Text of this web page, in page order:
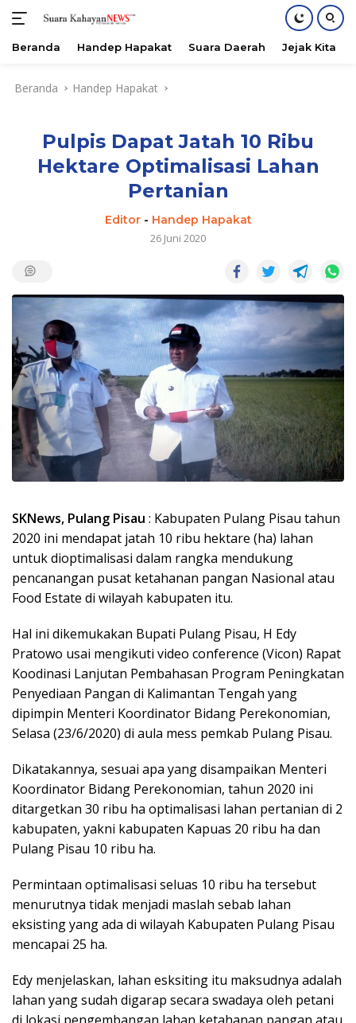
Beranda Handep Hapakat Suara Daerah Jejak Kita
Beranda Handep Hapakat
Pulpis Dapat Jatah 10 Ribu
Hektare Optimalisasi Lahan
Pertanian
Editor- Handep Hapakat
26 Juni 2020
SKNews, Pulang Pisau : Kabupaten Pulang Pisau tahun
2020 ini mendapat jatah 10 ribu hektare (ha) lahan
untuk dioptimalisasi dalam rangka mendukung
pencanangan pusat ketahanan pangan Nasional atau
Food Estate di wilayah kabupaten itu.
Hal ini dikemukakan Bupati Pulang Pisau, H Edy
Pratowo usai mengikuti video conference (Vicon) Rapat
Koodinasi Lanjutan Pembahasan Program Peningkatan
Penyediaan Pangan di Kalimantan Tengah yang
dipimpin Menteri Koordinator Bidang Perekonomian,
Selasa (23/6/2020) di aula mess pemkab Pulang Pisau.
Dikatakannya, sesuai apa yang disampaikan Menteri
Koordinator Bidang Perekonomian, tahun 2020 ini
ditargetkan 30 ribu ha optimalisasi lahan pertanian di 2
kabupaten, yakni kabupaten Kapuas 20 ribu ha dan
Pulang Pisau 10 ribu ha.
Permintaan optimalisasi seluas 10 ribu ha tersebut
menurutnya tidak menjadi maslah sebab lahan
eksisting yang ada di wilayah Kabupaten Pulang Pisau
mencapai 25 ha.
Edy menjelaskan, lahan esksiting itu maksudnya adalah
lahan yang sudah digarap secara swadaya oleh petani